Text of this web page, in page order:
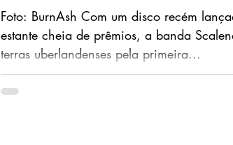
Foto: BurnAsh Com um disco recém
estante cheia de prêmios, a banda
terras uberlandenses pela primeira...